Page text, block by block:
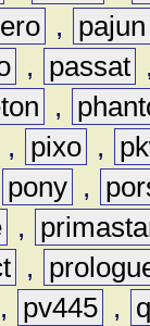
,
pajun
, passat
,
, pixo ,
pony ,
,
,
, pv445 ,